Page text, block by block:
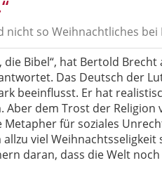
nicht so Weihnachtliches
die Bibel“, hat Bertold
Das Deutsch der
beeinflusst. Er hat
Aber dem Trost der
Metapher für soziales
viel
daran, dass die Welt